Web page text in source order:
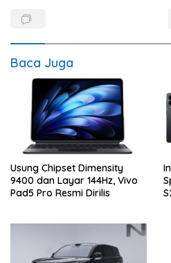
Baca Juga
Usung Chipset Dimensity
9400 dan Layar 144Hz, Vivo
Pad5 Pro Resmi Dirilis